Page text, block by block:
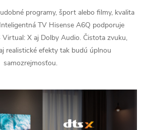
programy, šport alebo filmy, kvalita
TV Hisense A6Q podporuje
X aj Dolby Audio. Čistota zvuku,
realistické efekty tak budú úplnou
samozrejmosťou.